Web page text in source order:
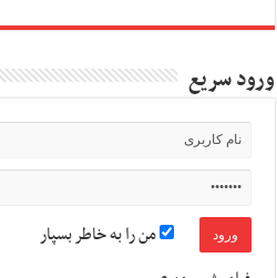
ورود سریع
من را به خاطر بسپار